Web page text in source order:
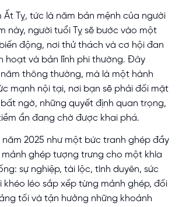
Ất Tỵ, tức là năm bản mệnh của người
này, người tuổi Tỵ sẽ bước vào một
động, nơi thử thách và cơ hội đan
hoạt và bản lĩnh phi thường. Đây
thông thường, mà là một hành
mạnh nội tại, nơi bạn sẽ phải đối mặt
ngờ, những quyết định quan trọng,
ẩn đang chờ được khai phá.
2025 như một bức tranh ghép đầy
mảnh ghép tượng trưng cho một khía
sự nghiệp, tài lộc, tình duyên, sức
khéo léo sắp xếp từng mảnh ghép, đối
tối và tận hưởng những khoảnh